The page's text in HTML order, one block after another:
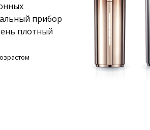
прибор
плотный